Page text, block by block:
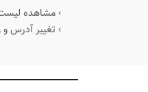
› مشاهده
› تغییر